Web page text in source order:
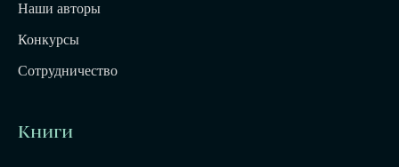
Наши авторы
Конкурсы
Сотрудничество
Книги